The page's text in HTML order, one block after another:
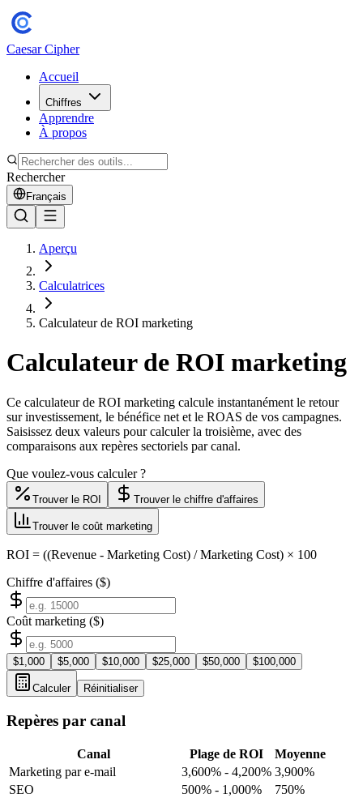
Caesar Cipher
Accueil
Chiffres
Apprendre
À propos
Rechercher
Français
Aperçu
Calculatrices
Calculateur de ROI marketing
Calculateur de ROI marketing
Ce calculateur de ROI marketing calcule instantanément le retour
sur investissement, le bénéfice net et le ROAS de vos campagnes.
Saisissez deux valeurs pour calculer la troisième, avec des
comparaisons aux repères sectoriels par canal.
Que voulez-vous calculer ?
Trouver le ROI Trouver le chiffre d'affaires
Trouver le coût marketing
ROI = ((Revenue - Marketing Cost) / Marketing Cost) × 100
Chiffre d'affaires ($)
Coût marketing ($)
$1,000 $5,000 $10,000 $25,000 $50,000 $100,000
Calculer Réinitialiser
Repères par canal
Canal Plage de ROI
Moyenne
Marketing par e-mail
3,600% - 4,200% 3,900%
SEO
500% - 1,000% 750%